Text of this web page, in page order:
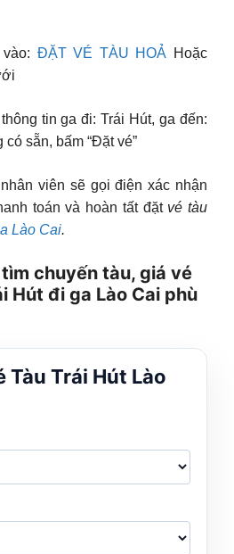
ĐẶT VÉ TÀU HOẢ Hoặc
tin ga đi: Trái Hút, ga đến:
sẵn, bấm “Đặt vé”
viên sẽ gọi điện xác nhận
toán và hoàn tất đặt vé tàu
Lào Cai.
chuyến tàu, giá vé
Hút đi ga Lào Cai phù
Tàu Trái Hút Lào